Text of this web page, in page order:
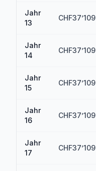
Jahr
13
CHF37’109
Jahr
14
CHF37’109
Jahr
15
CHF37’109
Jahr
16
CHF37’109
Jahr
17
CHF37’109